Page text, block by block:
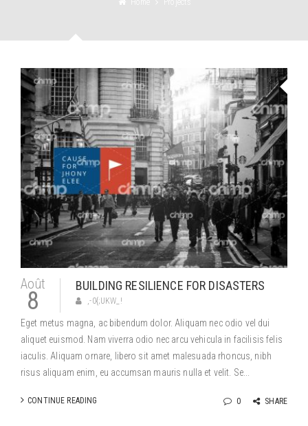
Home Projects
Août
8
BUILDING RESILIENCE FOR DISASTERS
,-0{;UKW_!
Eget metus magna, ac bibendum dolor. Aliquam nec odio vel dui
aliquet euismod. Nam viverra odio nec arcu vehicula in facilisis felis
iaculis. Aliquam ornare, libero sit amet malesuada rhoncus, nibh
risus aliquam enim, eu accumsan mauris nulla et velit. Se...
CONTINUE READING 0 SHARE